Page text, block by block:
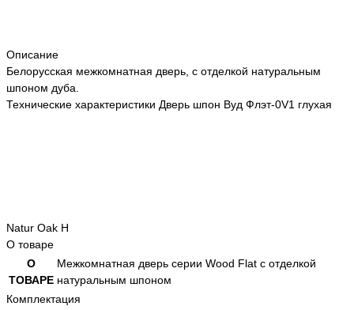
Описание
Белорусская межкомнатная дверь, с отделкой натуральным
шпоном дуба.
Технические характеристики Дверь шпон Вуд Флэт-0V1 глухая
Natur Oak H
О товаре
О
ТОВАРЕ
Межкомнатная дверь серии Wood Flat с отделкой
натуральным шпоном
Комплектация